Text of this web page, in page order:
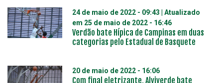
24 de maio de 2022 - 09:43 | Atualizado
em 25 de maio de 2022 - 16:46
Verdão bate Hípica de Campinas em duas
categorias pelo Estadual de Basquete
20 de maio de 2022 - 16:06
Com final eletrizante, Alviverde bate